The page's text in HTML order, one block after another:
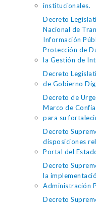
institucionales.
Decreto
Nacional de
Información
Protección de
la Gestión de
Decreto
de Gobierno
Decreto de
Marco de
para su
Decreto
disposiciones
Portal del
Decreto
la
Administración
Decreto